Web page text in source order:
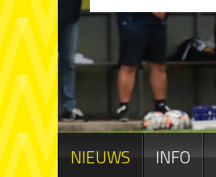
NIEUWS INFO